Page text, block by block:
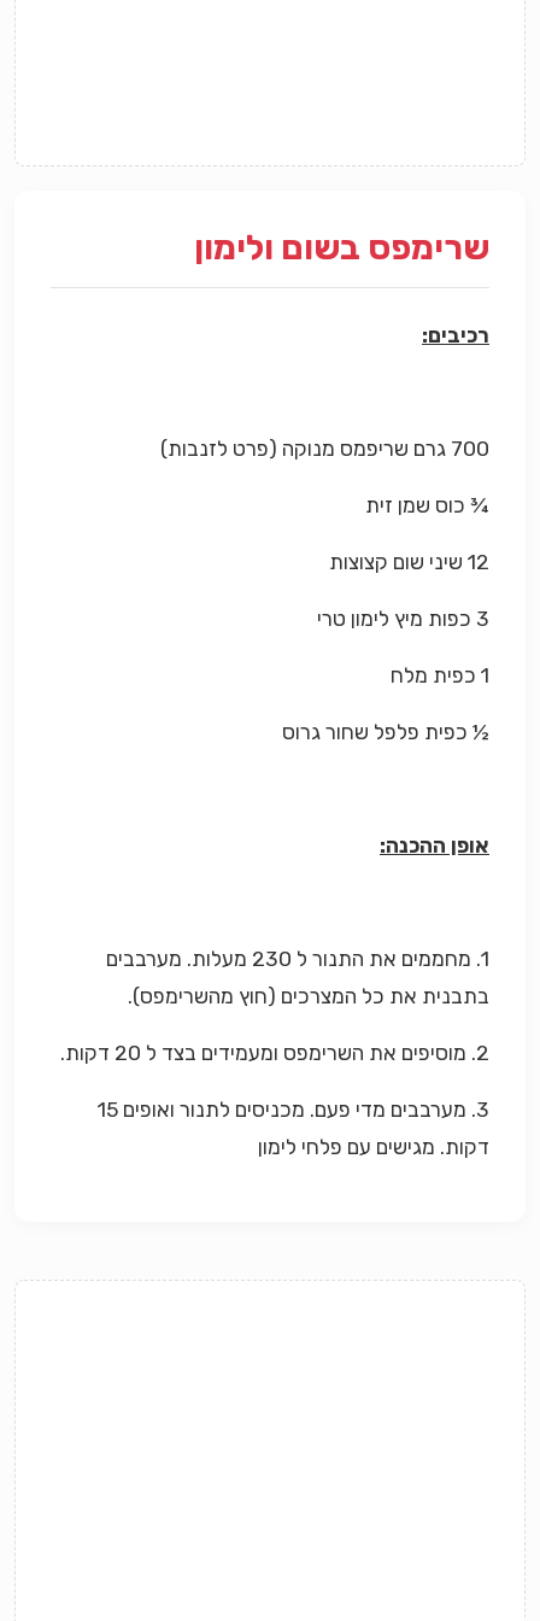
שרימפס בשום ולימון
רכיבים:
700 גרם שריפמס מנוקה (פרט לזנבות)
¾ כוס שמן זית
12 שיני שום קצוצות
3 כפות מיץ לימון טרי
1 כפית מלח
½ כפית פלפל שחור גרוס
אופן ההכנה:
1. מחממים את התנור ל 230 מעלות. מערבבים
בתבנית את כל המצרכים (חוץ מהשרימפס).
2. מוסיפים את השרימפס ומעמידים בצד ל 20 דקות.
3. מערבבים מדי פעם. מכניסים לתנור ואופים 15
דקות. מגישים עם פלחי לימון